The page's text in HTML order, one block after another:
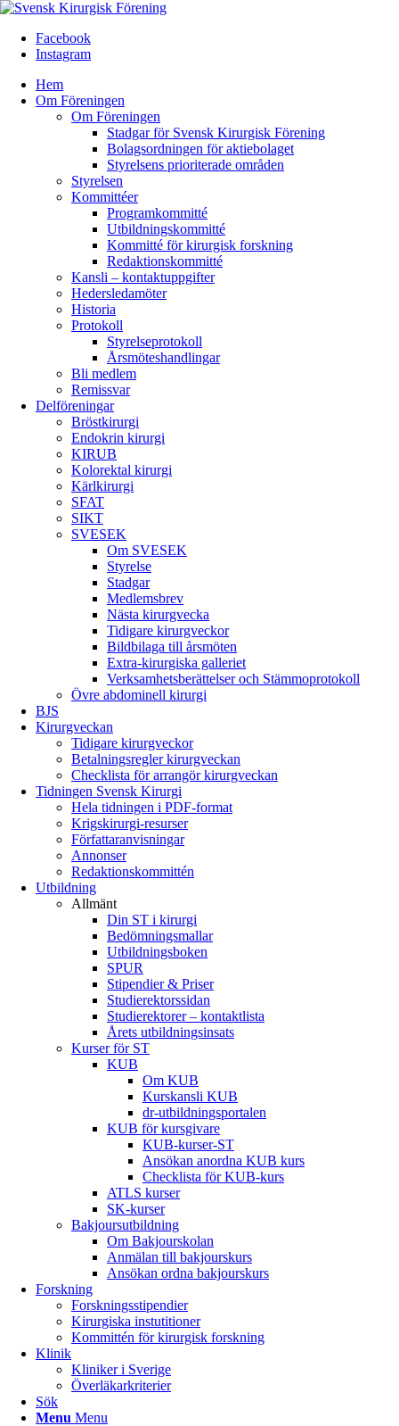
Facebook
Instagram
Hem
Om Föreningen
Om Föreningen
Stadgar för Svensk Kirurgisk Förening
Bolagsordningen för aktiebolaget
Styrelsens prioriterade områden
Styrelsen
Kommittéer
Programkommitté
Utbildningskommitté
Kommitté för kirurgisk forskning
Redaktionskommitté
Kansli – kontaktuppgifter
Hedersledamöter
Historia
Protokoll
Styrelseprotokoll
Årsmöteshandlingar
Bli medlem
Remissvar
Delföreningar
Bröstkirurgi
Endokrin kirurgi
KIRUB
Kolorektal kirurgi
Kärlkirurgi
SFAT
SIKT
SVESEK
Om SVESEK
Styrelse
Stadgar
Medlemsbrev
Nästa kirurgvecka
Tidigare kirurgveckor
Bildbilaga till årsmöten
Extra-kirurgiska galleriet
Verksamhetsberättelser och Stämmoprotokoll
Övre abdominell kirurgi
BJS
Kirurgveckan
Tidigare kirurgveckor
Betalningsregler kirurgveckan
Checklista för arrangör kirurgveckan
Tidningen Svensk Kirurgi
Hela tidningen i PDF-format
Krigskirurgi-resurser
Författaranvisningar
Annonser
Redaktionskommittén
Utbildning
Allmänt
Din ST i kirurgi
Bedömningsmallar
Utbildningsboken
SPUR
Stipendier & Priser
Studierektorssidan
Studierektorer – kontaktlista
Årets utbildningsinsats
Kurser för ST
KUB
Om KUB
Kurskansli KUB
dr-utbildningsportalen
KUB för kursgivare
KUB-kurser-ST
Ansökan anordna KUB kurs
Checklista för KUB-kurs
ATLS kurser
SK-kurser
Bakjoursutbildning
Om Bakjourskolan
Anmälan till bakjourskurs
Ansökan ordna bakjourskurs
Forskning
Forskningsstipendier
Kirurgiska instutitioner
Kommittén för kirurgisk forskning
Klinik
Kliniker i Sverige
Överläkarkriterier
Sök
Menu Menu